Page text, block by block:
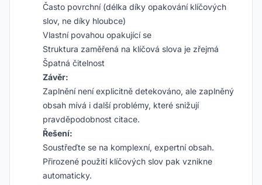
Často povrchní (délka díky opakování klíčových
slov, ne díky hloubce)
Vlastní povahou opakující se
Struktura zaměřená na klíčová slova je zřejmá
Špatná čitelnost
Závěr:
Zaplnění není explicitně detekováno, ale zaplněný
obsah mívá i další problémy, které snižují
pravděpodobnost citace.
Řešení:
Soustřeďte se na komplexní, expertní obsah.
Přirozené použití klíčových slov pak vznikne
automaticky.